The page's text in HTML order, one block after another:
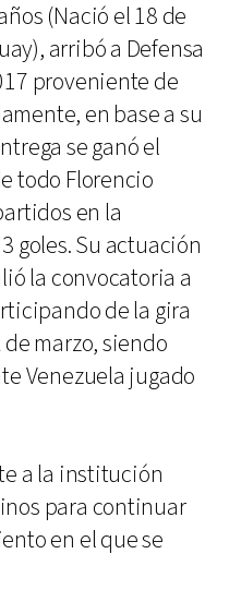
(Nació el 18 de
arribó a Defensa
proveniente de
en base a su
se ganó el
todo Florencio
en la
goles. Su actuación
la convocatoria a
de la gira
marzo, siendo
Venezuela jugado
a la institución
para continuar
en el que se